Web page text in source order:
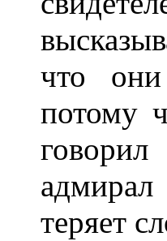
что
потому
теряет